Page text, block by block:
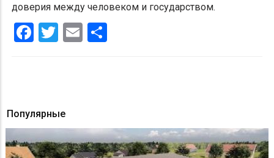
доверия между человеком и государством.
Facebook
Twitter
Email
Популярные